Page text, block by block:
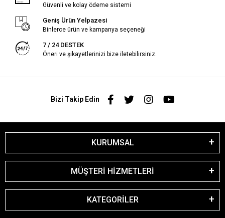
Güvenli ve kolay ödeme sistemi
Geniş Ürün Yelpazesi
Binlerce ürün ve kampanya seçeneği
7 / 24 DESTEK
Öneri ve şikayetlerinizi bize iletebilirsiniz.
Bizi Takip Edin
KURUMSAL
MÜŞTERİ HİZMETLERİ
KATEGORİLER